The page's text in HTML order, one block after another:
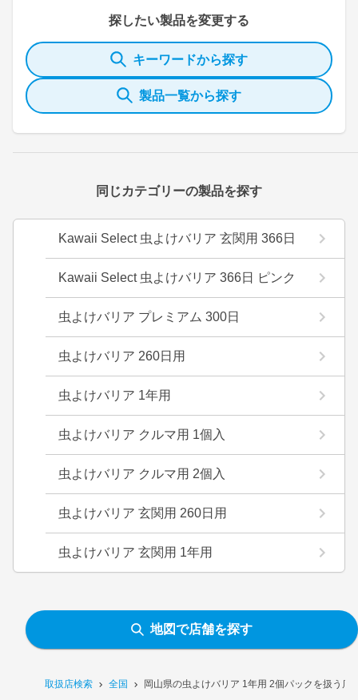
取扱店検索 全国 岡山県の虫よけバリア 1年用 2個パックを扱う店
探したい製品を変更する
キーワードから探す
製品一覧から探す
同じカテゴリーの製品を探す
Kawaii Select 虫よけバリア 玄関用 366日
Kawaii Select 虫よけバリア 366日 ピンク
虫よけバリア プレミアム 300日
虫よけバリア 260日用
虫よけバリア 1年用
虫よけバリア クルマ用 1個入
虫よけバリア クルマ用 2個入
虫よけバリア 玄関用 260日用
虫よけバリア 玄関用 1年用
地図で店舗を探す